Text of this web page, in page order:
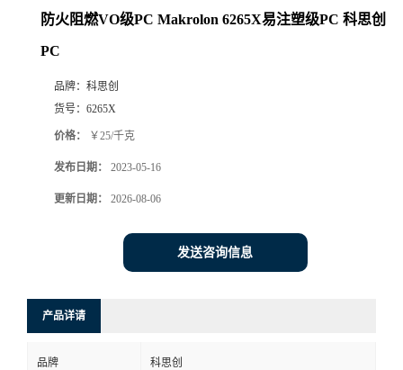
防火阻燃VO级PC Makrolon 6265X易注塑级PC 科思创
PC
品牌： 科思创
货号： 6265X
价格： ￥25/千克
发布日期： 2023-05-16
更新日期： 2026-08-06
发送咨询信息
产品详请
品牌 科思创